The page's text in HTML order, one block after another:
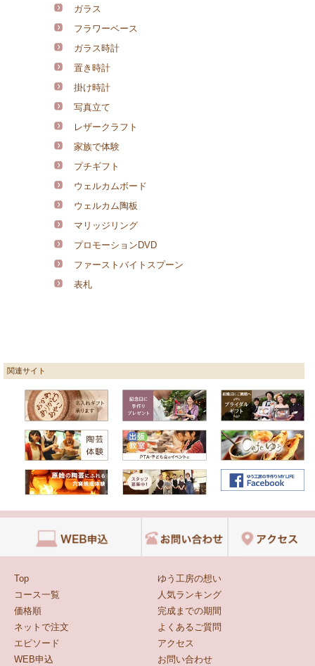
ガラス
フラワーベース
ガラス時計
置き時計
掛け時計
写真立て
レザークラフト
家族で体験
プチギフト
ウェルカムボード
ウェルカム陶板
マリッジリング
プロモーションDVD
ファーストバイトスプーン
表札
関連サイト
Top
ゆう工房の想い
コース一覧
人気ランキング
価格順
完成までの期間
ネットで注文
よくあるご質問
エピソード
アクセス
WEB申込
お問い合わせ